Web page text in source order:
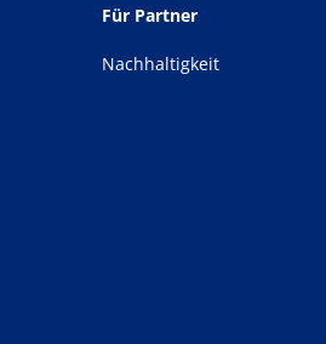
Für Partner
Nachhaltigkeit